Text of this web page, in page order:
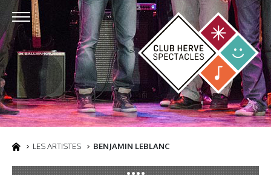
LES ARTISTES BENJAMIN LEBLANC